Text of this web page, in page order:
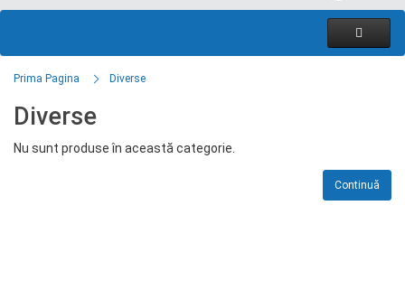
Prima Pagina Diverse
Diverse
Nu sunt produse în această categorie.
Continuă